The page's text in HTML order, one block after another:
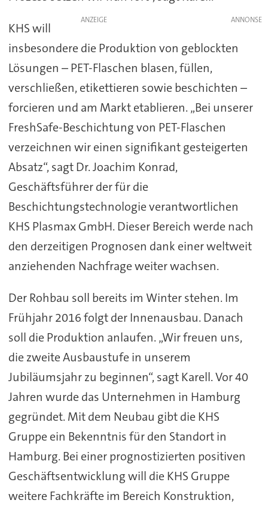
ANZEIGE
KHS will
insbesondere die Produktion von geblockten
Lösungen – PET-Flaschen blasen, füllen,
verschließen, etikettieren sowie beschichten –
forcieren und am Markt etablieren. „Bei unserer
FreshSafe-Beschichtung von PET-Flaschen
verzeichnen wir einen signifikant gesteigerten
Absatz“, sagt Dr. Joachim Konrad,
Geschäftsführer der für die
Beschichtungstechnologie verantwortlichen
KHS Plasmax GmbH. Dieser Bereich werde nach
den derzeitigen Prognosen dank einer weltweit
anziehenden Nachfrage weiter wachsen.
Der Rohbau soll bereits im Winter stehen. Im
Frühjahr 2016 folgt der Innenausbau. Danach
soll die Produktion anlaufen. „Wir freuen uns,
die zweite Ausbaustufe in unserem
Jubiläumsjahr zu beginnen“, sagt Karell. Vor 40
Jahren wurde das Unternehmen in Hamburg
gegründet. Mit dem Neubau gibt die KHS
Gruppe ein Bekenntnis für den Standort in
Hamburg. Bei einer prognostizierten positiven
Geschäftsentwicklung will die KHS Gruppe
weitere Fachkräfte im Bereich Konstruktion,